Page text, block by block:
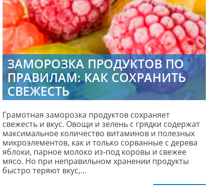
ЗАМОРОЗКА ПРОДУКТОВ ПО
ПРАВИЛАМ: КАК СОХРАНИТЬ
СВЕЖЕСТЬ
Грамотная заморозка продуктов сохраняет
свежесть и вкус. Овощи и зелень с грядки содержат
максимальное количество витаминов и полезных
микроэлементов, как и только сорванные с дерева
яблоки, парное молоко из-под коровы и свежее
мясо. Но при неправильном хранении продукты
быстро теряют вкус,…